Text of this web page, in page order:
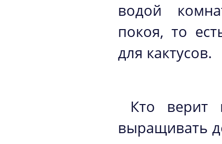
водой
покоя, то
для кактусов.
Кто верит
выращивать